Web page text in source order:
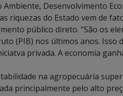
Desenvolvimento
riquezas do Estado vem de
público direto. “São os
(PIB) nos últimos anos. Isso
privada. A economia
na agropecuária
principalmente pelo alto